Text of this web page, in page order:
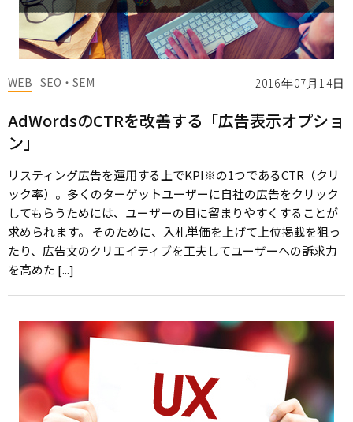
2016年07月14日
WEB SEO・SEM
AdWordsのCTRを改善する「広告表示オプショ
ン」
リスティング広告を運用する上でKPI※の1つであるCTR（クリ
ック率）。多くのターゲットユーザーに自社の広告をクリック
してもらうためには、ユーザーの目に留まりやすくすることが
求められます。 そのために、入札単価を上げて上位掲載を狙っ
たり、広告文のクリエイティブを工夫してユーザーへの訴求力
を高めた [...]